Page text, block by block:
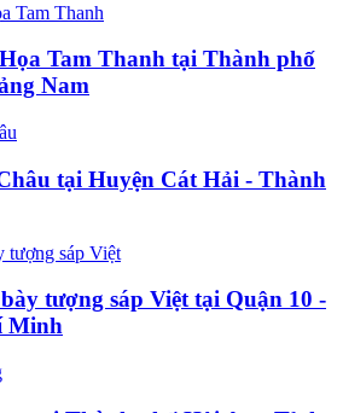
Tam Thanh tại Thành phố
Nam
tại Huyện Cát Hải - Thành
tượng sáp Việt tại Quận 10 -
Minh